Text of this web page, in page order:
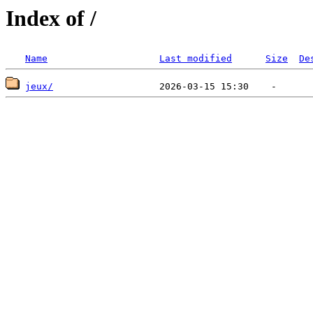
Index of /
Name Last modified Size
jeux/